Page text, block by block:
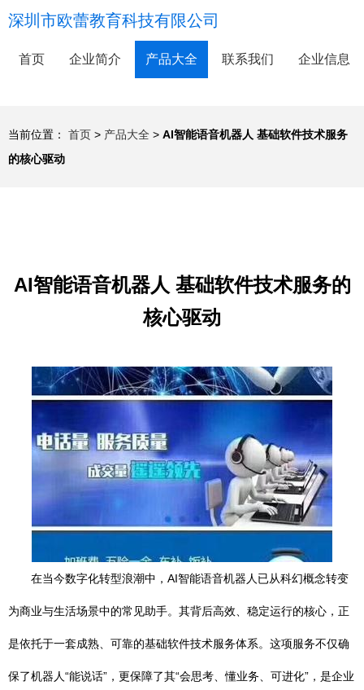
深圳市欧蕾教育科技有限公司
首页 企业简介 产品大全 联系我们 企业信息
当前位置： 首页 > 产品大全 > AI智能语音机器人 基础软件技术服务
的核心驱动
AI智能语音机器人 基础软件技术服务的
核心驱动
在当今数字化转型浪潮中，AI智能语音机器人已从科幻概念转变
为商业与生活场景中的常见助手。其背后高效、稳定运行的核心，正
是依托于一套成熟、可靠的基础软件技术服务体系。这项服务不仅确
保了机器人“能说话”，更保障了其“会思考、懂业务、可进化”，是企业